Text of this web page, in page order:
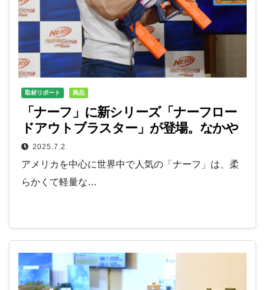
取材リポート 商品
「ナーフ」に新シリーズ「ナーフロー
ドアウトブラスター」が登場。なかや
まきんに君をゲストに発表会を開催！
2025.7.2
アメリカを中心に世界中で人気の「ナーフ」は、柔
らかくて軽量な…